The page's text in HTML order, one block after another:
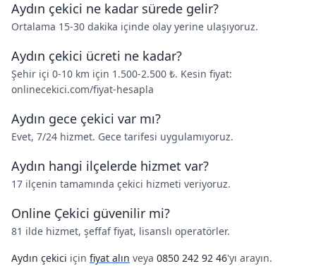
Aydın çekici ne kadar sürede gelir?
Ortalama 15-30 dakika içinde olay yerine ulaşıyoruz.
Aydın çekici ücreti ne kadar?
Şehir içi 0-10 km için 1.500-2.500 ₺. Kesin fiyat:
onlinecekici.com/fiyat-hesapla
Aydın gece çekici var mı?
Evet, 7/24 hizmet. Gece tarifesi uygulamıyoruz.
Aydın hangi ilçelerde hizmet var?
17 ilçenin tamamında çekici hizmeti veriyoruz.
Online Çekici güvenilir mi?
81 ilde hizmet, şeffaf fiyat, lisanslı operatörler.
Aydın çekici için fiyat alın veya 0850 242 92 46'yı arayın.